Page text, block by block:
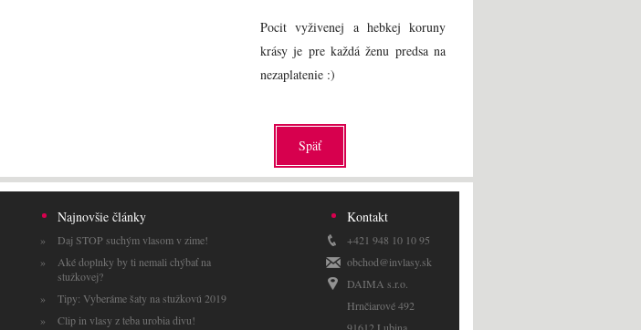
Pocit vyživenej a hebkej koruny
krásy je pre každá ženu predsa na
nezaplatenie :)
Späť
Najnovšie články
Daj STOP suchým vlasom v zime!
Aké doplnky by ti nemali chýbať na
stužkovej?
Tipy: Vyberáme šaty na stužkovú 2019
Clip in vlasy z teba urobia divu!
Kontakt
+421 948 10 10 95
obchod@invlasy.sk
DAIMA s.r.o.
Hrnčiarové 492
91612 Lubina